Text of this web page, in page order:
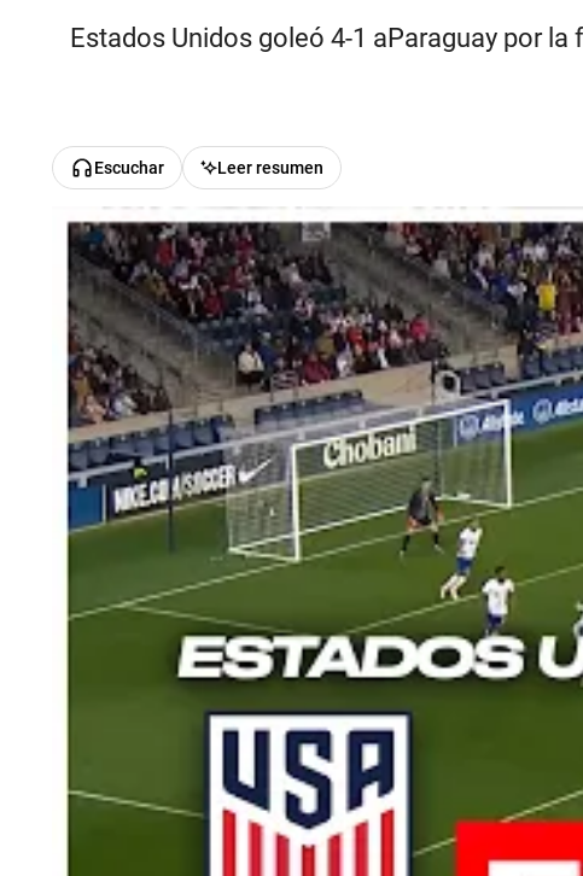
Estados Unidos goleó 4-1 aParaguay por
Escuchar Leer resumen